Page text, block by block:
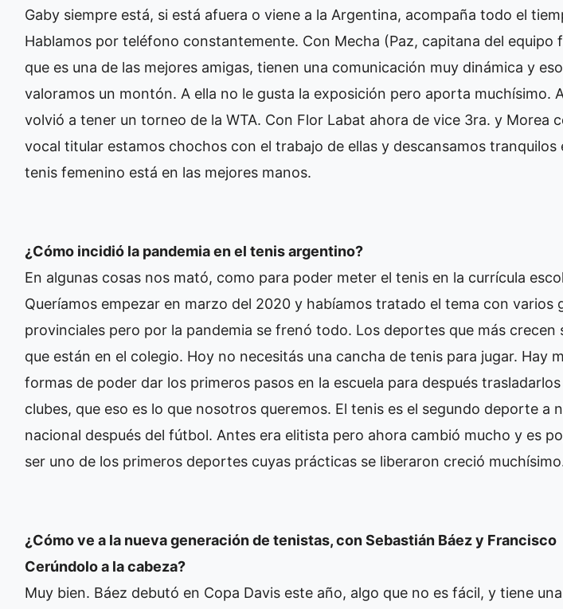
Gaby siempre está, si está afuera o viene a la Argentina, acompaña todo el
Hablamos por teléfono constantemente. Con Mecha (Paz, capitana del equipo
que es una de las mejores amigas, tienen una comunicación muy dinámica y
valoramos un montón. A ella no le gusta la exposición pero aporta muchísimo.
volvió a tener un torneo de la WTA. Con Flor Labat ahora de vice 3ra. y Morea
vocal titular estamos chochos con el trabajo de ellas y descansamos tranquilos
tenis femenino está en las mejores manos.
¿Cómo incidió la pandemia en el tenis argentino?
En algunas cosas nos mató, como para poder meter el tenis en la currícula
Queríamos empezar en marzo del 2020 y habíamos tratado el tema con varios
provinciales pero por la pandemia se frenó todo. Los deportes que más crecen
que están en el colegio. Hoy no necesitás una cancha de tenis para jugar. Hay
formas de poder dar los primeros pasos en la escuela para después
clubes, que eso es lo que nosotros queremos. El tenis es el segundo deporte a
nacional después del fútbol. Antes era elitista pero ahora cambió mucho y es
ser uno de los primeros deportes cuyas prácticas se liberaron creció
¿Cómo ve a la nueva generación de tenistas, con Sebastián Báez y Francisco
Cerúndolo a la cabeza?
Muy bien. Báez debutó en Copa Davis este año, algo que no es fácil, y tiene